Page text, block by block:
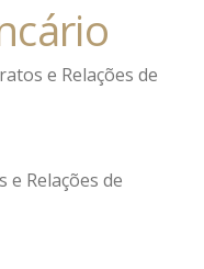
e Relações de
e Relações de